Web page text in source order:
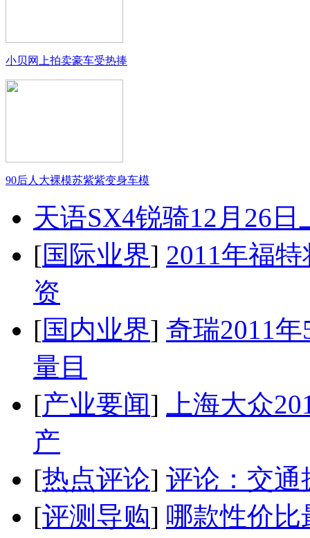
小贝网上拍卖豪车受热捧
90后人大裸模苏紫紫变身车模
天语SX4锐骑12月26
[国际业界] 2011年福
资
[国内业界] 奇瑞2011
量目
[产业要闻]
上海大众
产
[热点评论] 评论：交通
[评测导购] 哪款性价比